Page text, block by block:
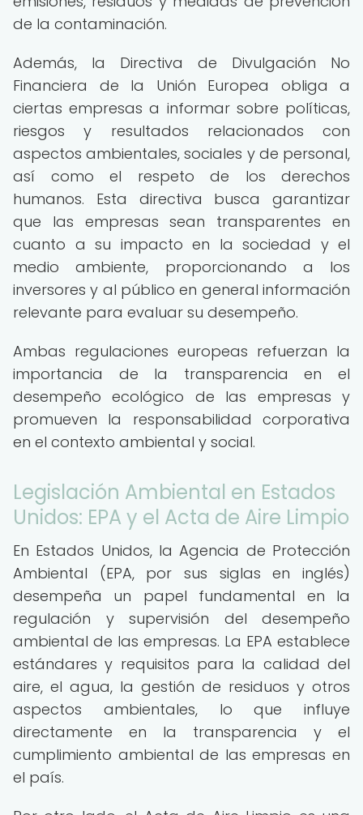
de la contaminación.
Además, la Directiva de Divulgación No
Financiera de la Unión Europea obliga a
ciertas empresas a informar sobre políticas,
riesgos y resultados relacionados con
aspectos ambientales, sociales y de personal,
así como el respeto de los derechos
humanos. Esta directiva busca garantizar
que las empresas sean transparentes en
cuanto a su impacto en la sociedad y el
medio ambiente, proporcionando a los
inversores y al público en general información
relevante para evaluar su desempeño.
Ambas regulaciones europeas refuerzan la
importancia de la transparencia en el
desempeño ecológico de las empresas y
promueven la responsabilidad corporativa
en el contexto ambiental y social.
Legislación Ambiental en Estados
Unidos: EPA y el Acta de Aire Limpio
En Estados Unidos, la Agencia de Protección
Ambiental (EPA, por sus siglas en inglés)
desempeña un papel fundamental en la
regulación y supervisión del desempeño
ambiental de las empresas. La EPA establece
estándares y requisitos para la calidad del
aire, el agua, la gestión de residuos y otros
aspectos ambientales, lo que influye
directamente en la transparencia y el
cumplimiento ambiental de las empresas en
el país.